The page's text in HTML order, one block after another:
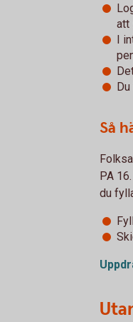
att
I
Så
PA
du